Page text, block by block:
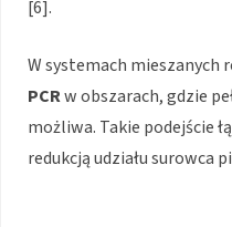
[6].
W systemach
PCRw obszarach, gdzie
możliwa. Takie podejście
redukcją udziału surowca